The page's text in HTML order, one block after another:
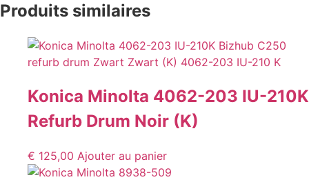
Produits similaires
Konica Minolta 4062-203 IU-210K
Refurb Drum Noir (K)
€ 125,00 Ajouter au panier